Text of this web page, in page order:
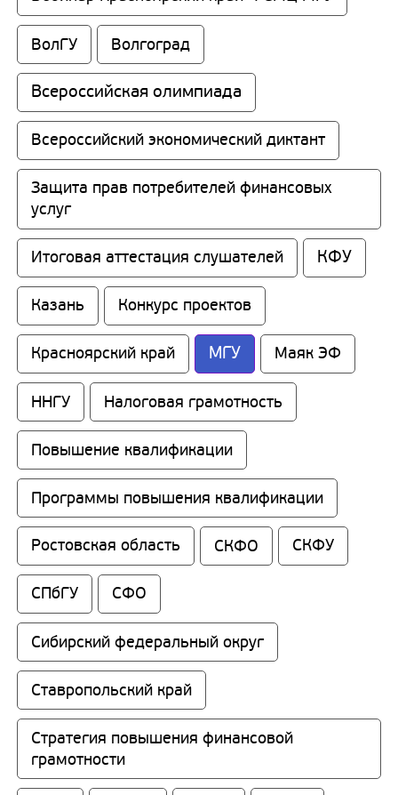
ВолГУ Волгоград
Всероссийская олимпиада
Всероссийский экономический диктант
Защита прав потребителей финансовых
услуг
Итоговая аттестация слушателей КФУ
Казань Конкурс проектов
Красноярский край МГУ Маяк ЭФ
ННГУ Налоговая грамотность
Повышение квалификации
Программы повышения квалификации
Ростовская область СКФО СКФУ
СПбГУ СФО
Сибирский федеральный округ
Ставропольский край
Стратегия повышения финансовой
грамотности